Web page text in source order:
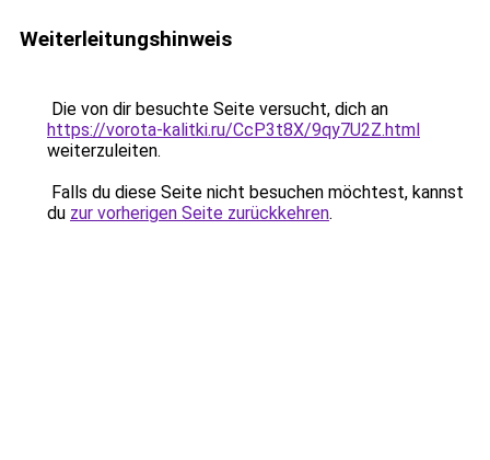
Weiterleitungshinweis
Die von dir besuchte Seite versucht, dich an
https://vorota-kalitki.ru/CcP3t8X/9qy7U2Z.html
weiterzuleiten.
Falls du diese Seite nicht besuchen möchtest, kannst
du zur vorherigen Seite zurückkehren.